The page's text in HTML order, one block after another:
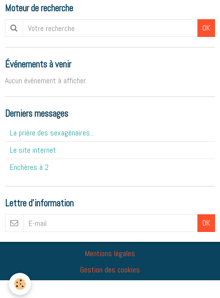
Moteur de recherche
OK
Événements à venir
Aucun évènement à afficher.
Derniers messages
La prière des sexagénaires...
Le site internet
Enchères à 2
Lettre d'information
OK
Mentions légales
Gestion des cookies